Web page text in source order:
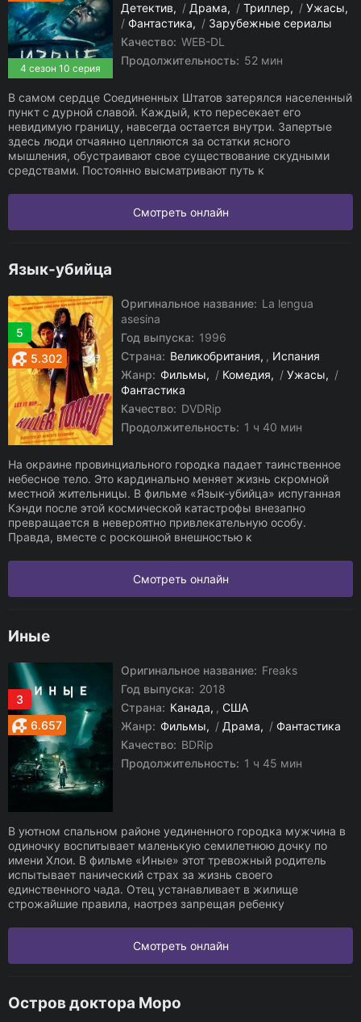
4 сезон 10 серия
Детектив
/ Драма / Триллер / Ужасы
/ Фантастика / Зарубежные сериалы
Качество: WEB-DL
Продолжительность: 52 мин
В самом сердце Соединенных Штатов затерялся населенный
пункт с дурной славой. Каждый, кто пересекает его
невидимую границу, навсегда остается внутри. Запертые
здесь люди отчаянно цепляются за остатки ясного
мышления, обустраивают свое существование скудными
средствами. Постоянно высматривают путь к
Смотреть онлайн
Язык-убийца
5
5.302
Оригинальное название: La lengua
asesina
Год выпуска: 1996
Страна: Великобритания , Испания
Жанр: Фильмы / Комедия / Ужасы
/
Фантастика
Качество: DVDRip
Продолжительность: 1 ч 40 мин
На окраине провинциального городка падает таинственное
небесное тело. Это кардинально меняет жизнь скромной
местной жительницы. В фильме «Язык-убийца» испуганная
Кэнди после этой космической катастрофы внезапно
превращается в невероятно привлекательную особу.
Правда, вместе с роскошной внешностью к
Смотреть онлайн
Иные
3
6.657
Оригинальное название: Freaks
Год выпуска: 2018
Страна: Канада , США
Жанр: Фильмы / Драма / Фантастика
Качество: BDRip
Продолжительность: 1 ч 45 мин
В уютном спальном районе уединенного городка мужчина в
одиночку воспитывает маленькую семилетнюю дочку по
имени Хлои. В фильме «Иные» этот тревожный родитель
испытывает панический страх за жизнь своего
единственного чада. Отец устанавливает в жилище
строжайшие правила, наотрез запрещая ребенку
Смотреть онлайн
Остров доктора Моро